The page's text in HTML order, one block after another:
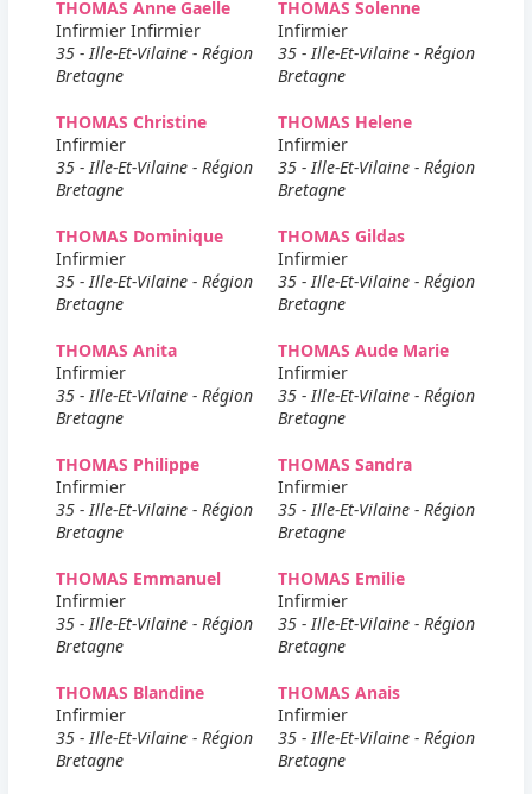
THOMAS Anne Gaelle
Infirmier Infirmier
35 - Ille-Et-Vilaine - Région
Bretagne
THOMAS Solenne
Infirmier
35 - Ille-Et-Vilaine - Région
Bretagne
THOMAS Christine
Infirmier
35 - Ille-Et-Vilaine - Région
Bretagne
THOMAS Helene
Infirmier
35 - Ille-Et-Vilaine - Région
Bretagne
THOMAS Dominique
Infirmier
35 - Ille-Et-Vilaine - Région
Bretagne
THOMAS Gildas
Infirmier
35 - Ille-Et-Vilaine - Région
Bretagne
THOMAS Anita
Infirmier
35 - Ille-Et-Vilaine - Région
Bretagne
THOMAS Aude Marie
Infirmier
35 - Ille-Et-Vilaine - Région
Bretagne
THOMAS Philippe
Infirmier
35 - Ille-Et-Vilaine - Région
Bretagne
THOMAS Sandra
Infirmier
35 - Ille-Et-Vilaine - Région
Bretagne
THOMAS Emmanuel
Infirmier
35 - Ille-Et-Vilaine - Région
Bretagne
THOMAS Emilie
Infirmier
35 - Ille-Et-Vilaine - Région
Bretagne
THOMAS Blandine
Infirmier
35 - Ille-Et-Vilaine - Région
Bretagne
THOMAS Anais
Infirmier
35 - Ille-Et-Vilaine - Région
Bretagne